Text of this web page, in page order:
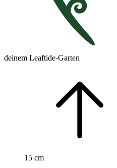
deinem Leaftide-Garten
15 cm